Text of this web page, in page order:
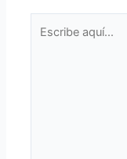
aquí...